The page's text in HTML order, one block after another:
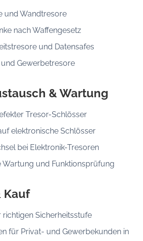
und Wandtresore
nach Waffengesetz
und Datensafes
Gewerbetresore
& Wartung
Tresor-Schlösser
elektronische Schlösser
bei Elektronik-Tresoren
Wartung und Funktionsprüfung
Kauf
Sicherheitsstufe
für Privat- und Gewerbekunden in